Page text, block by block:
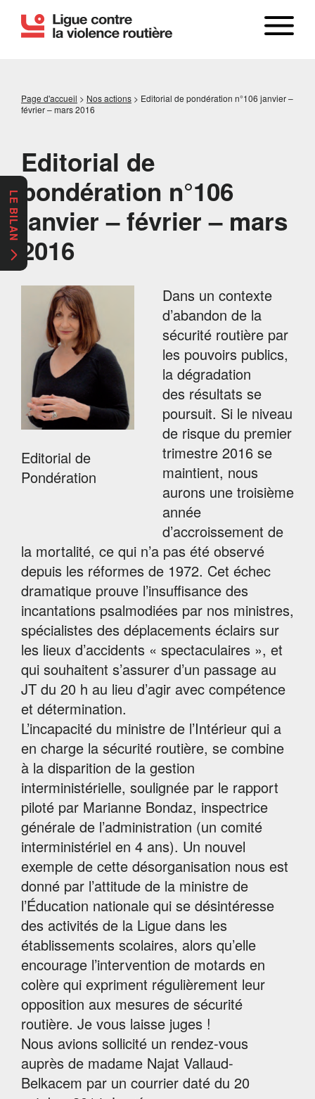
Page d'accueil > Nos actions > Editorial de pondération n°106 janvier –
février – mars 2016
Editorial de
pondération n°106
janvier – février – mars
2016
Editorial de
Pondération
Dans un contexte
d’abandon de la
sécurité routière par
les pouvoirs publics,
la dégradation
des résultats se
poursuit. Si le niveau
de risque du premier
trimestre 2016 se
maintient, nous
aurons une troisième
année
d’accroissement de
la mortalité, ce qui n’a pas été observé
depuis les réformes de 1972. Cet échec
dramatique prouve l’insuffisance des
incantations psalmodiées par nos ministres,
spécialistes des déplacements éclairs sur
les lieux d’accidents « spectaculaires », et
qui souhaitent s’assurer d’un passage au
JT du 20 h au lieu d’agir avec compétence
et détermination.
L’incapacité du ministre de l’Intérieur qui a
en charge la sécurité routière, se combine
à la disparition de la gestion
interministérielle, soulignée par le rapport
piloté par Marianne Bondaz, inspectrice
générale de l’administration (un comité
interministériel en 4 ans). Un nouvel
exemple de cette désorganisation nous est
donné par l’attitude de la ministre de
l’Éducation nationale qui se désintéresse
des activités de la Ligue dans les
établissements scolaires, alors qu’elle
encourage l’intervention de motards en
colère qui expriment régulièrement leur
opposition aux mesures de sécurité
routière. Je vous laisse juges !
Nous avions sollicité un rendez-vous
auprès de madame Najat Vallaud-
Belkacem par un courrier daté du 20
LE BILAN